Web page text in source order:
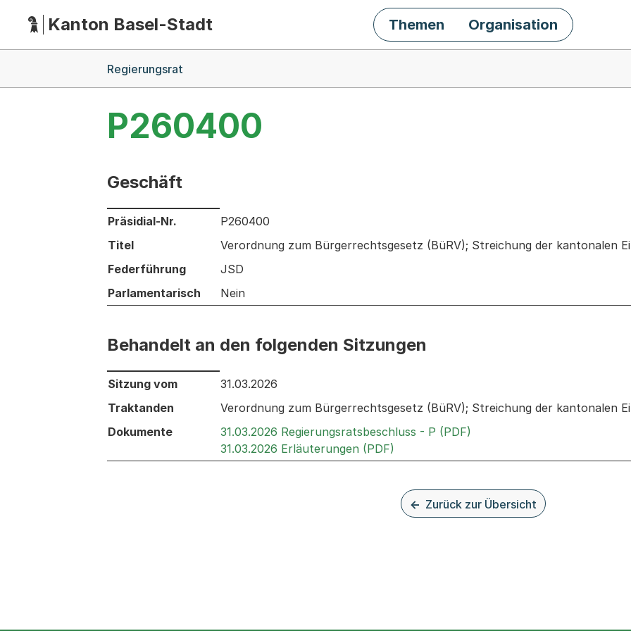
HauptnavigationKanton Basel-Stadt Themen Organisation
Regierungsrat
P260400
Geschäft
Informationen zum Ausgewählten Geschäft
Präsidial-Nr.
P260400
Titel
Verordnung zum Bürgerrechtsgesetz (BüRV); Streichung der kantonalen
Federführung
JSD
Parlamentarisch
Nein
Behandelt an den folgenden Sitzungen
Behandelt an den folgenden Sitzungen: Informationen zu den Sitzungen zum Geschäft
Sitzung vom
31.03.2026
Traktanden
Verordnung zum Bürgerrechtsgesetz (BüRV); Streichung der kantonalen
Dokumente
31.03.2026 Regierungsratsbeschluss - P (PDF)
31.03.2026 Erläuterungen (PDF)
Zurück zur Übersicht